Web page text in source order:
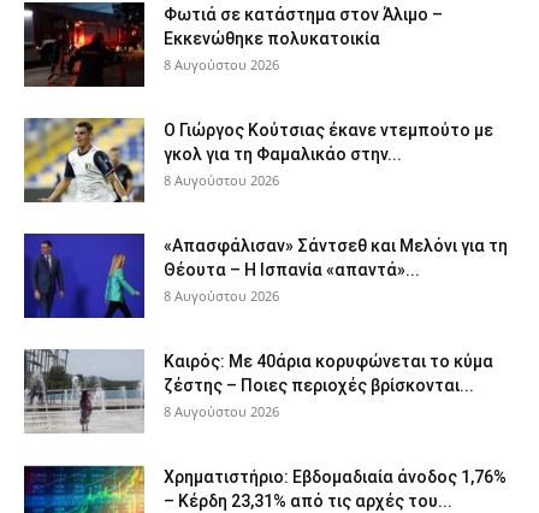
Φωτιά σε κατάστημα στον Άλιμο –
Εκκενώθηκε πολυκατοικία
8 Αυγούστου 2026
Ο Γιώργος Κούτσιας έκανε ντεμπούτο με
γκολ για τη Φαμαλικάο στην...
8 Αυγούστου 2026
«Απασφάλισαν» Σάντσεθ και Μελόνι για τη
Θέουτα – Η Ισπανία «απαντά»...
8 Αυγούστου 2026
Καιρός: Με 40άρια κορυφώνεται το κύμα
ζέστης – Ποιες περιοχές βρίσκονται...
8 Αυγούστου 2026
Χρηματιστήριο: Εβδομαδιαία άνοδος 1,76%
– Κέρδη 23,31% από τις αρχές του...